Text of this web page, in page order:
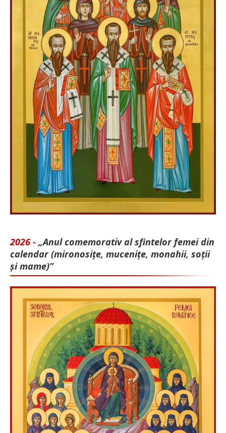
2026 - „Anul comemorativ al sfintelor femei din
calendar (mironosițe, mu­cenițe, monahii, soții
și mame)”